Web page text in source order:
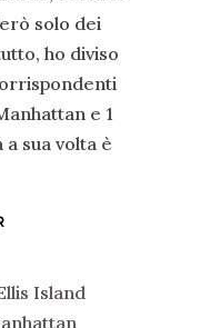
solo dei
ho diviso
e 1
sua volta è
Island